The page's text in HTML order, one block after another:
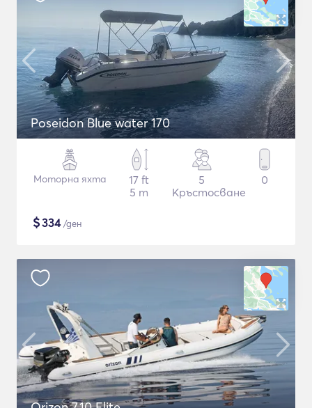
Poseidon Blue water 170
Моторна яхта
17 ft
5 m
5
Кръстосване
0
$334/ден